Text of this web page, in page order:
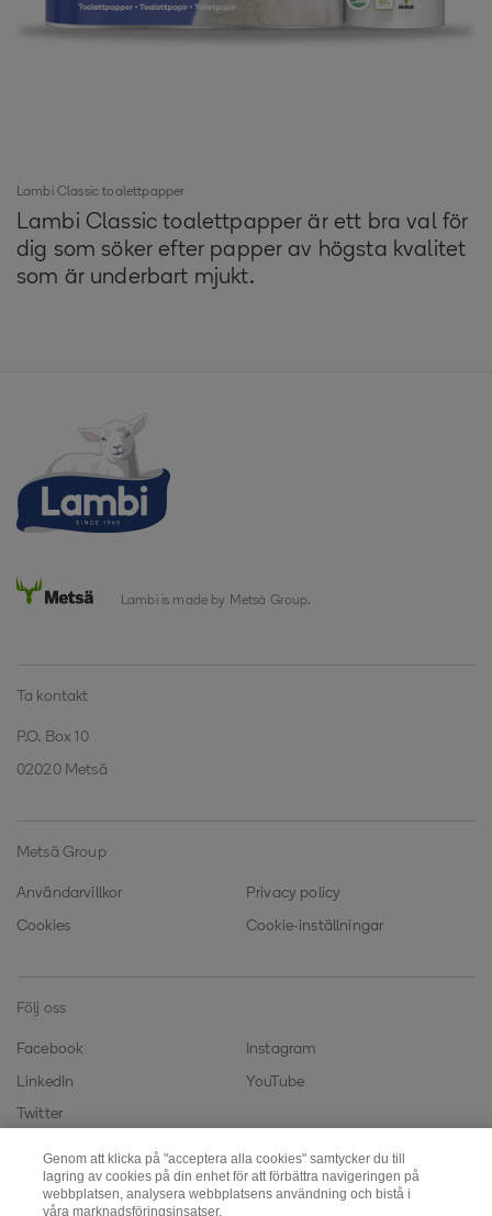
Lambi Classic toalettpapper
Lambi Classic toalettpapper är ett bra val för
dig som söker efter papper av högsta kvalitet
som är underbart mjukt.
Lambi is made by Metsä Group.
Ta kontakt
P.O. Box 10
02020 Metsä
Metsä Group
Användarvillkor
Privacy policy
Cookies
Cookie-inställningar
Följ oss
Facebook
Instagram
LinkedIn
YouTube
Twitter
Metsä Fibre Metsä Wood
Genom att klicka på "acceptera alla cookies" samtycker du till
lagring av cookies på din enhet för att förbättra navigeringen på
webbplatsen, analysera webbplatsens användning och bistå i
våra marknadsföringsinsatser.